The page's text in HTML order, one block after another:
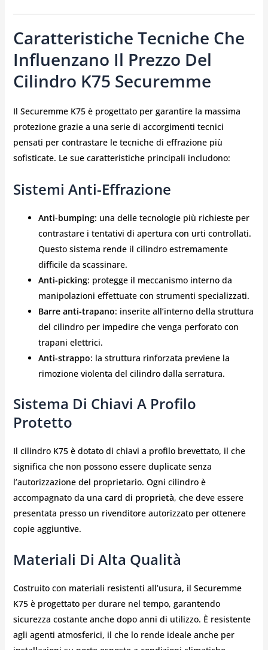
Caratteristiche Tecniche Che
Influenzano Il Prezzo Del
Cilindro K75 Securemme
Il Securemme K75 è progettato per garantire la massima
protezione grazie a una serie di accorgimenti tecnici
pensati per contrastare le tecniche di effrazione più
sofisticate. Le sue caratteristiche principali includono:
Sistemi Anti-Effrazione
Anti-bumping: una delle tecnologie più richieste per
contrastare i tentativi di apertura con urti controllati.
Questo sistema rende il cilindro estremamente
difficile da scassinare.
Anti-picking: protegge il meccanismo interno da
manipolazioni effettuate con strumenti specializzati.
Barre anti-trapano: inserite all’interno della struttura
del cilindro per impedire che venga perforato con
trapani elettrici.
Anti-strappo: la struttura rinforzata previene la
rimozione violenta del cilindro dalla serratura.
Sistema Di Chiavi A Profilo
Protetto
Il cilindro K75 è dotato di chiavi a profilo brevettato, il che
significa che non possono essere duplicate senza
l’autorizzazione del proprietario. Ogni cilindro è
accompagnato da una card di proprietà, che deve essere
presentata presso un rivenditore autorizzato per ottenere
copie aggiuntive.
Materiali Di Alta Qualità
Costruito con materiali resistenti all’usura, il Securemme
K75 è progettato per durare nel tempo, garantendo
sicurezza costante anche dopo anni di utilizzo. È resistente
agli agenti atmosferici, il che lo rende ideale anche per